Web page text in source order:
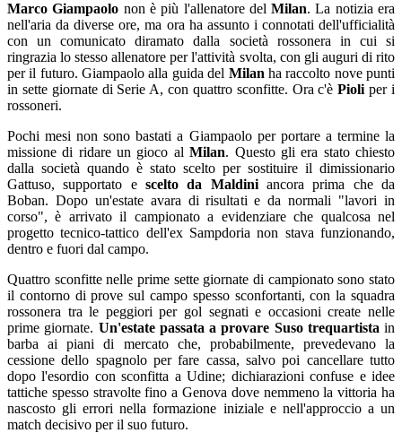
Marco Giampaolo non è più l'allenatore delMilan. La notizia era
nell'aria da diverse ore, ma ora ha assunto i connotati dell'ufficialità
con un comunicato diramato dalla società rossonera in cui si
ringrazia lo stesso allenatore per l'attività svolta, con gli auguri di rito
per il futuro. Giampaolo alla guida del Milan ha raccolto nove punti
in sette giornate di Serie A, con quattro sconfitte. Ora c'èPioli per i
rossoneri.
Pochi mesi non sono bastati a Giampaolo per portare a termine la
missione di ridare un gioco alMilan. Questo gli era stato chiesto
dalla società quando è stato scelto per sostituire il dimissionario
Gattuso, supportato e scelto da Maldiniancora prima che da
Boban. Dopo un'estate avara di risultati e da normali "lavori in
corso", è arrivato il campionato a evidenziare che qualcosa nel
progetto tecnico-tattico dell'ex Sampdoria non stava funzionando,
dentro e fuori dal campo.
Quattro sconfitte nelle prime sette giornate di campionato sono stato
il contorno di prove sul campo spesso sconfortanti, con la squadra
rossonera tra le peggiori per gol segnati e occasioni create nelle
prime giornate. Un'estate passata a provare Suso trequartista in
barba ai piani di mercato che, probabilmente, prevedevano la
cessione dello spagnolo per fare cassa, salvo poi cancellare tutto
dopo l'esordio con sconfitta a Udine; dichiarazioni confuse e idee
tattiche spesso stravolte fino a Genova dove nemmeno la vittoria ha
nascosto gli errori nella formazione iniziale e nell'approccio a un
match decisivo per il suo futuro.